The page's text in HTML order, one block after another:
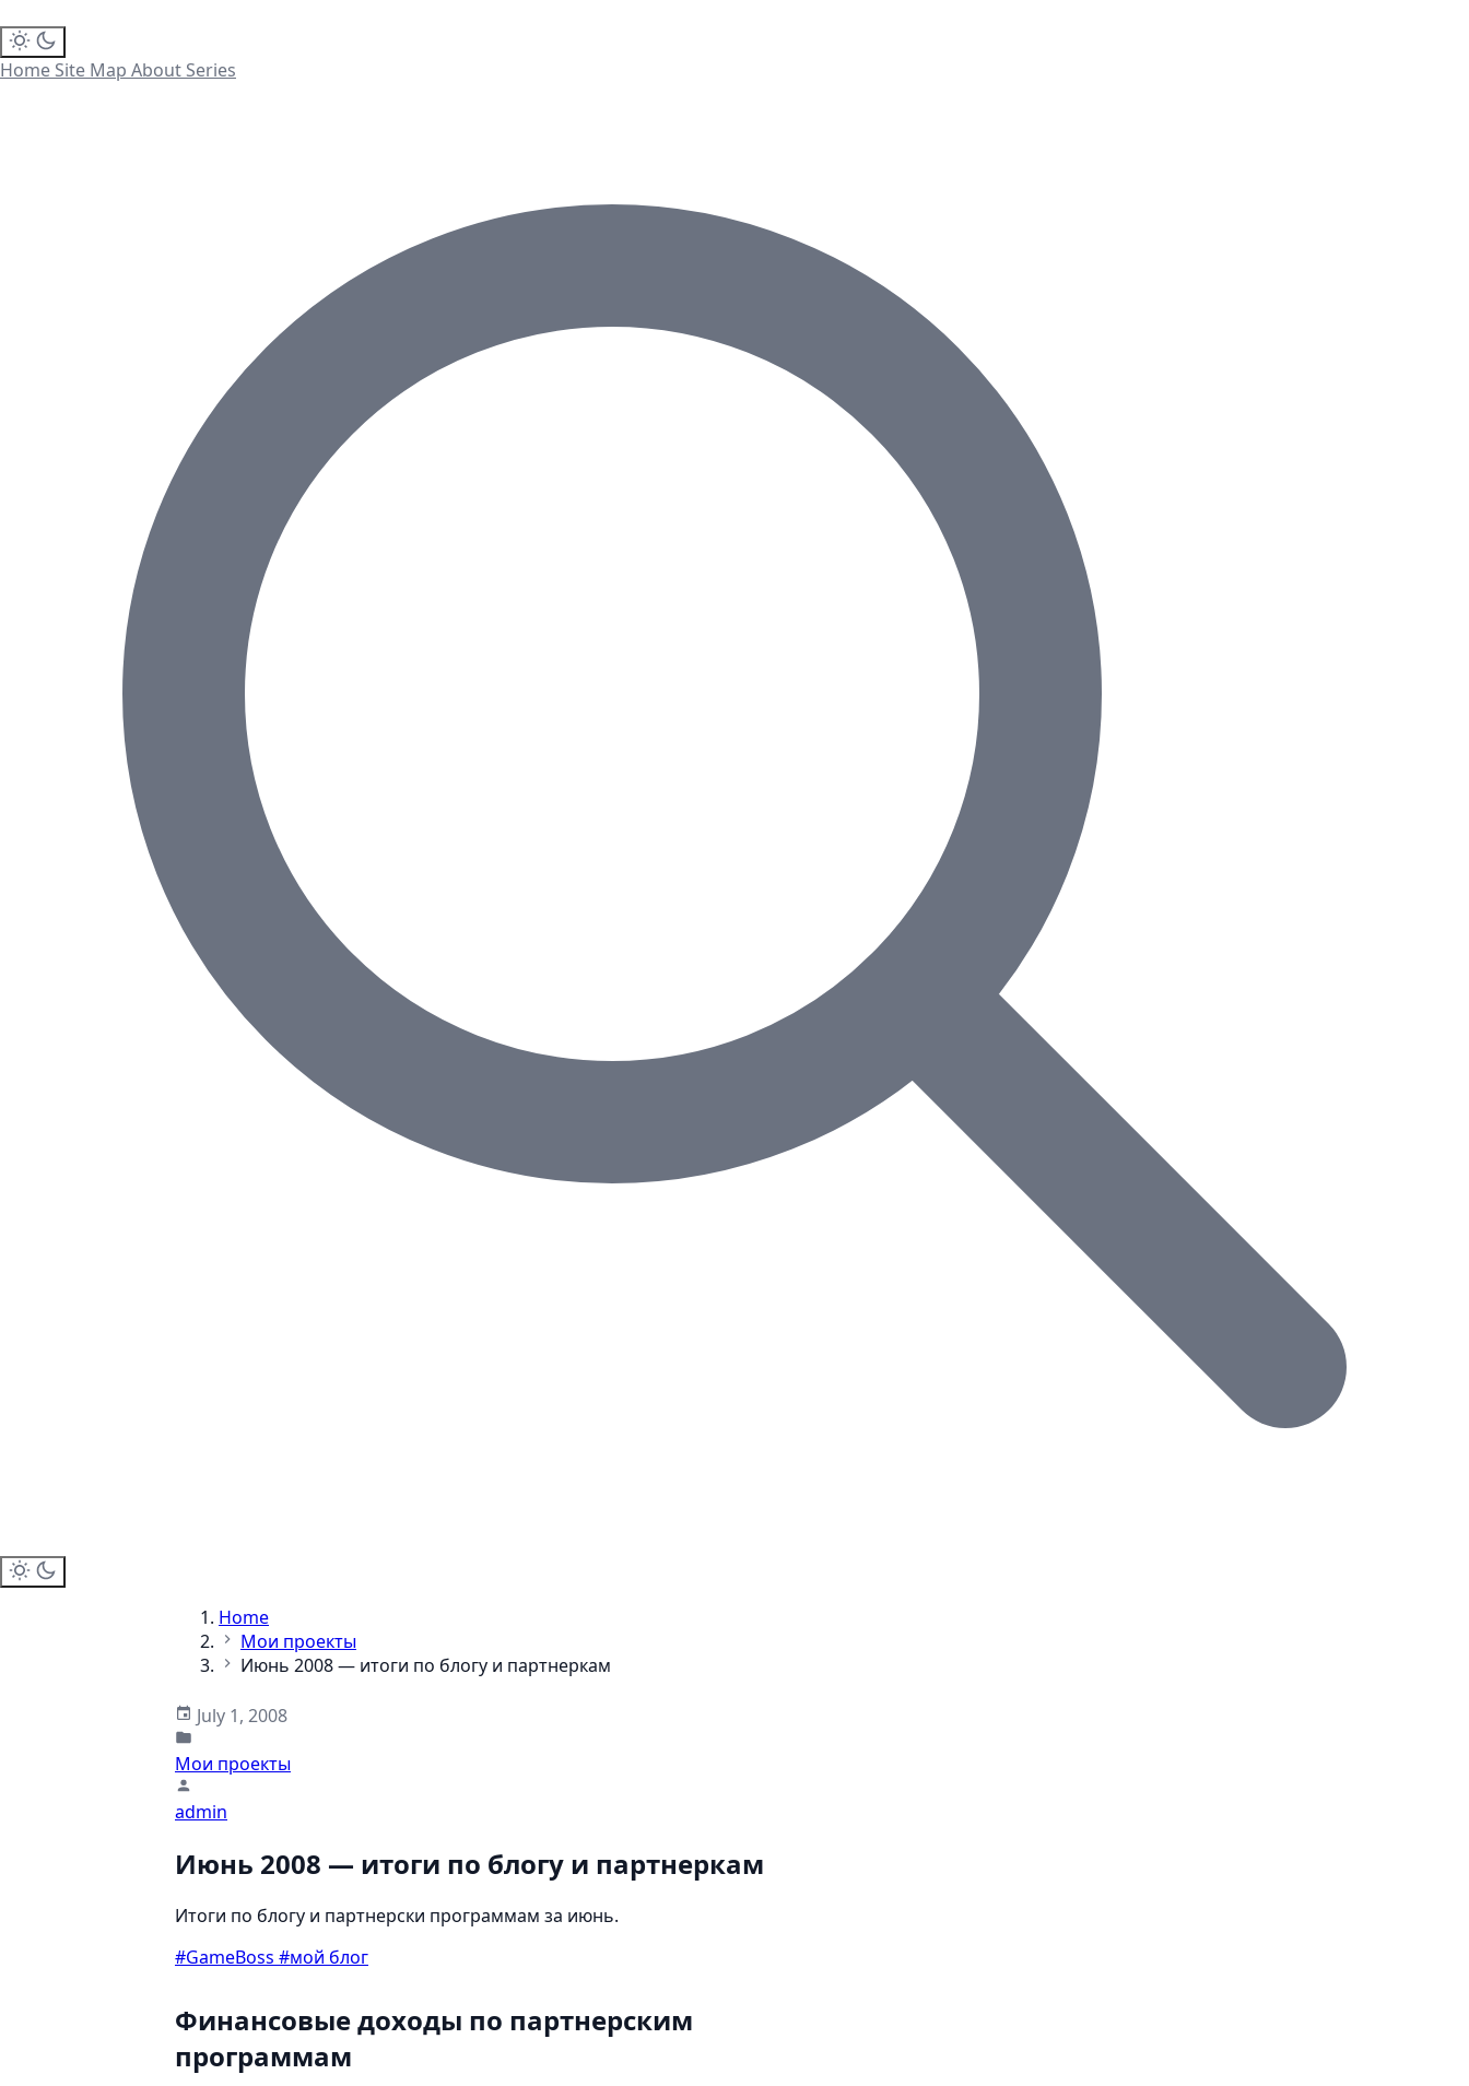
Home Site Map About Series
Home
Мои проекты
Июнь 2008 — итоги по блогу и партнеркам
July 1, 2008
Мои проекты
admin
Июнь 2008 — итоги по блогу и партнеркам
Итоги по блогу и партнерски программам за июнь.
#GameBoss #мой блог
Финансовые доходы по партнерским
программам